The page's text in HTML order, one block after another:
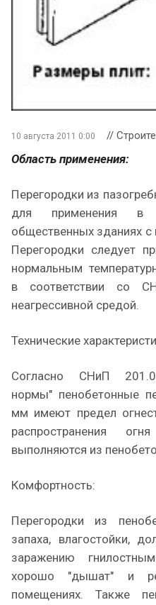
10 августа 2011 0:00 //
Область применения:
Перегородки из
для применения
общественных зданиях
Перегородки следует
нормальным
в соответствии со
неагрессивной средой.
Технические
Согласно СНиП
нормы" пенобетонные
мм имеют предел
распространения
выполняются из
Комфортность:
Перегородки из
запаха, влагостойки,
заражению
хорошо "дышат" и
помещениях. Также